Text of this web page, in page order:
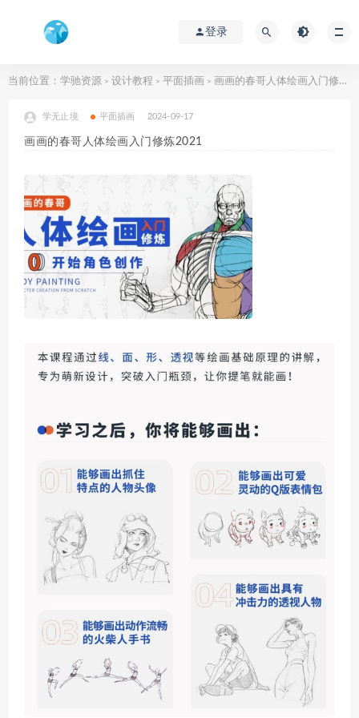
登录
当前位置： 学驰资源 > 设计教程 > 平面插画 > 画画的春哥人体绘画入门修炼2021
学无止境 平面插画 2024-09-17
画画的春哥人体绘画入门修炼2021